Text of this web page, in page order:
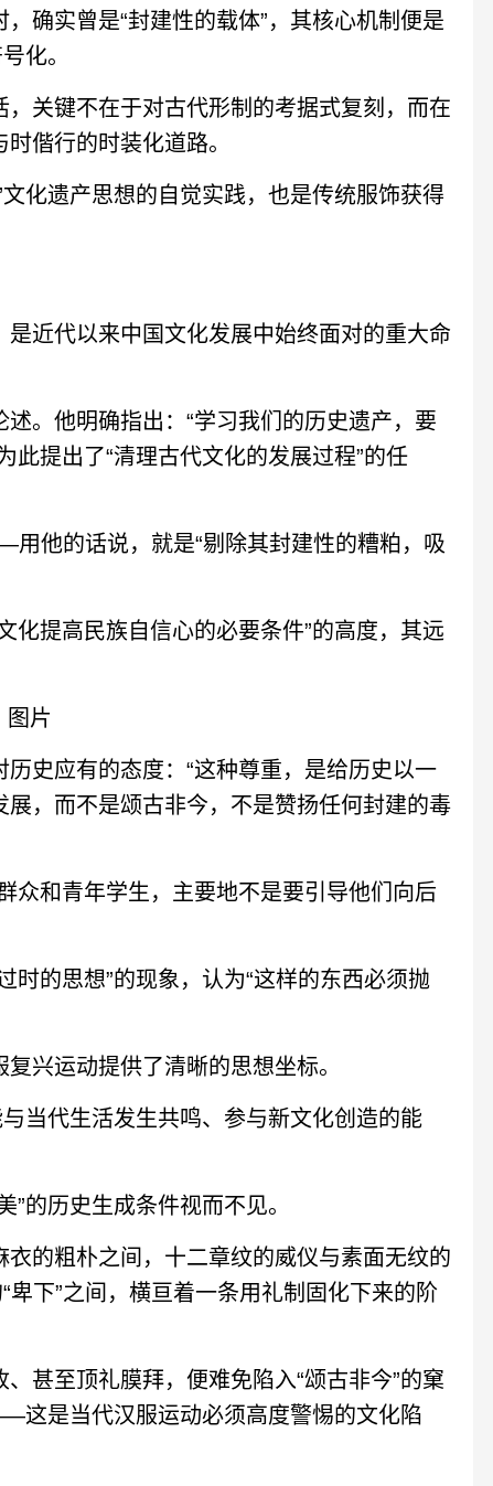
实曾是“封建性的载体”，其核心机制便是
化。
关键不在于对古代形制的考据式复刻，而在
偕行的时装化道路。
遗产思想的自觉实践，也是传统服饰获得
近代以来中国文化发展中始终面对的重大命
他明确指出：“学习我们的历史遗产，要
此提出了“清理古代文化的发展过程”的任
他的话说，就是“剔除其封建性的糟粕，吸
提高民族自信心的必要条件”的高度，其远
应有的态度：“这种尊重，是给历史以一
，而不是颂古非今，不是赞扬任何封建的毒
和青年学生，主要地不是要引导他们向后
的思想”的现象，认为“这样的东西必须抛
运动提供了清晰的思想坐标。
代生活发生共鸣、参与新文化创造的能
历史生成条件视而不见。
的粗朴之间，十二章纹的威仪与素面无纹的
卑下”之间，横亘着一条用礼制固化下来的阶
至顶礼膜拜，便难免陷入“颂古非今”的窠
这是当代汉服运动必须高度警惕的文化陷